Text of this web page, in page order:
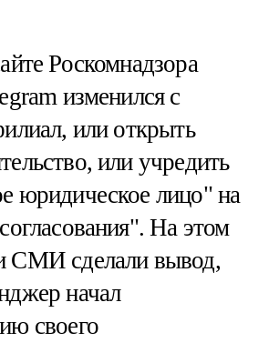
Роскомнадзора
изменился с
или открыть
или учредить
юридическое лицо" на
На этом
СМИ сделали вывод,
начал
своего